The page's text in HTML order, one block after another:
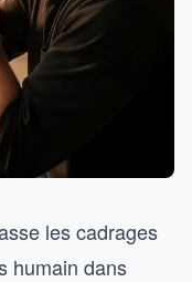
les cadrages
humain dans